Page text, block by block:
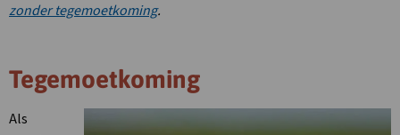
zonder tegemoetkoming.
Tegemoetkoming
Als